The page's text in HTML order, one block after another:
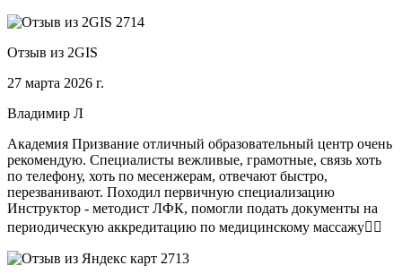
Отзыв из 2GIS
27 марта 2026 г.
Владимир Л
Академия Призвание отличный образовательный центр очень
рекомендую. Специалисты вежливые, грамотные, связь хоть
по телефону, хоть по месенжерам, отвечают быстро,
перезванивают. Походил первичную специализацию
Инструктор - методист ЛФК, помогли подать документы на
периодическую аккредитацию по медицинскому массажу🧑‍⚕️